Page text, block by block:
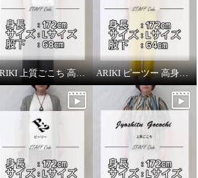
ARIKI 上質ごこち 高身長スタッフがはいてみました！ ARIKI ピーツー 高身長スタッフがはいてみました！